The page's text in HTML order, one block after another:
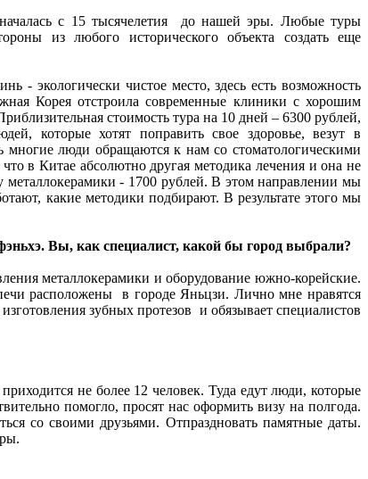
с 15 тысячелетия до нашей эры. Любые туры
из любого исторического объекта создать еще
- экологически чистое место, здесь есть возможность
Корея отстроила современные клиники с хорошим
стоимость тура на 10 дней – 6300 рублей,
которые хотят поправить свое здоровье, везут в
многие люди обращаются к нам со стоматологическими
в Китае абсолютно другая методика лечения и она не
металлокерамики - 1700 рублей. В этом направлении мы
какие методики подбирают. В результате этого мы
Вы, как специалист, какой бы город выбрали?
металлокерамики и оборудование южно-корейские.
расположены в городе Яньцзи. Лично мне нравятся
зубных протезов и обязывает специалистов
не более 12 человек. Туда едут люди, которые
помогло, просят нас оформить визу на полгода.
со своими друзьями. Отпраздновать памятные даты.